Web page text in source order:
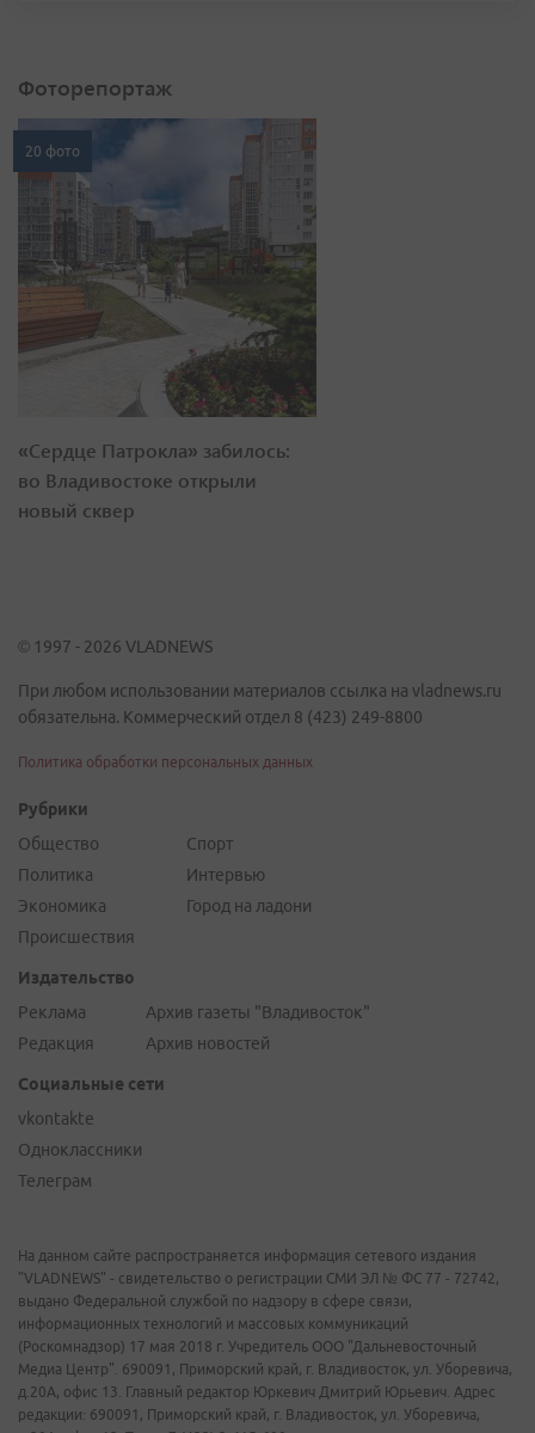
Фоторепортаж
20 фото
«Сердце Патрокла» забилось:
во Владивостоке открыли
новый сквер
© 1997 - 2026 VLADNEWS
При любом использовании материалов ссылка на vladnews.ru
обязательна. Коммерческий отдел 8 (423) 249-8800
Политика обработки персональных данных
Рубрики
Общество
Политика
Экономика
Происшествия
Спорт
Интервью
Город на ладони
Издательство
Реклама
Редакция
Архив газеты "Владивосток"
Архив новостей
Социальные сети
vkontakte
Одноклассники
Телеграм
На данном сайте распространяется информация сетевого издания
"VLADNEWS" - свидетельство о регистрации СМИ ЭЛ № ФС 77 - 72742,
выдано Федеральной службой по надзору в сфере связи,
информационных технологий и массовых коммуникаций
(Роскомнадзор) 17 мая 2018 г. Учредитель ООО "Дальневосточный
Медиа Центр". 690091, Приморский край, г. Владивосток, ул. Уборевича,
д.20А, офис 13. Главный редактор Юркевич Дмитрий Юрьевич. Адрес
редакции: 690091, Приморский край, г. Владивосток, ул. Уборевича,